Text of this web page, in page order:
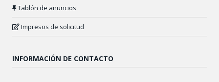
Tablón de anuncios
Impresos de solicitud
INFORMACIÓN DE CONTACTO